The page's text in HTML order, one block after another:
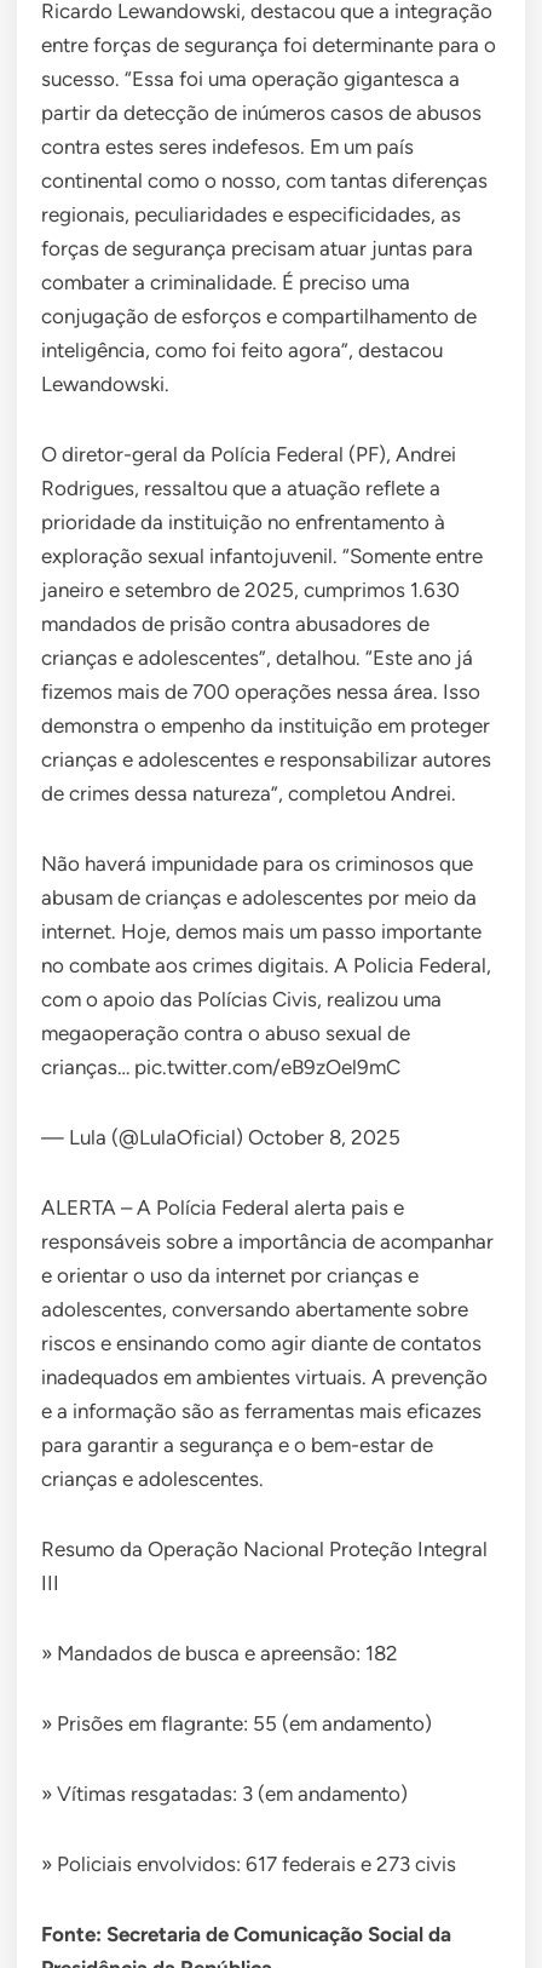
Ricardo Lewandowski, destacou que a integração
entre forças de segurança foi determinante para o
sucesso. “Essa foi uma operação gigantesca a
partir da detecção de inúmeros casos de abusos
contra estes seres indefesos. Em um país
continental como o nosso, com tantas diferenças
regionais, peculiaridades e especificidades, as
forças de segurança precisam atuar juntas para
combater a criminalidade. É preciso uma
conjugação de esforços e compartilhamento de
inteligência, como foi feito agora”, destacou
Lewandowski.
O diretor-geral da Polícia Federal (PF), Andrei
Rodrigues, ressaltou que a atuação reflete a
prioridade da instituição no enfrentamento à
exploração sexual infantojuvenil. “Somente entre
janeiro e setembro de 2025, cumprimos 1.630
mandados de prisão contra abusadores de
crianças e adolescentes”, detalhou. “Este ano já
fizemos mais de 700 operações nessa área. Isso
demonstra o empenho da instituição em proteger
crianças e adolescentes e responsabilizar autores
de crimes dessa natureza”, completou Andrei.
Não haverá impunidade para os criminosos que
abusam de crianças e adolescentes por meio da
internet. Hoje, demos mais um passo importante
no combate aos crimes digitais. A Policia Federal,
com o apoio das Polícias Civis, realizou uma
megaoperação contra o abuso sexual de
crianças… pic.twitter.com/eB9zOel9mC
— Lula (@LulaOficial) October 8, 2025
ALERTA – A Polícia Federal alerta pais e
responsáveis sobre a importância de acompanhar
e orientar o uso da internet por crianças e
adolescentes, conversando abertamente sobre
riscos e ensinando como agir diante de contatos
inadequados em ambientes virtuais. A prevenção
e a informação são as ferramentas mais eficazes
para garantir a segurança e o bem-estar de
crianças e adolescentes.
Resumo da Operação Nacional Proteção Integral
III
» Mandados de busca e apreensão: 182
» Prisões em flagrante: 55 (em andamento)
» Vítimas resgatadas: 3 (em andamento)
» Policiais envolvidos: 617 federais e 273 civis
Fonte: Secretaria de Comunicação Social da